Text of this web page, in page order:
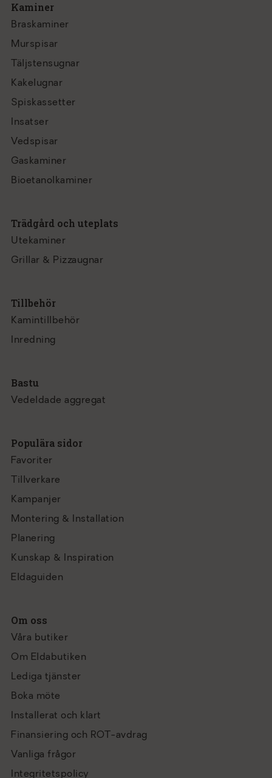
Kaminer
Braskaminer
Murspisar
Täljstensugnar
Kakelugnar
Spiskassetter
Insatser
Vedspisar
Gaskaminer
Bioetanolkaminer
Trädgård och uteplats
Utekaminer
Grillar & Pizzaugnar
Tillbehör
Kamintillbehör
Inredning
Bastu
Vedeldade aggregat
Populära sidor
Favoriter
Tillverkare
Kampanjer
Montering & Installation
Planering
Kunskap & Inspiration
Eldaguiden
Om oss
Våra butiker
Om Eldabutiken
Lediga tjänster
Boka möte
Installerat och klart
Finansiering och ROT-avdrag
Vanliga frågor
Integritetspolicy